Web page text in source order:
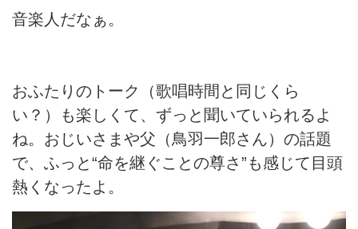
音楽人だなぁ。
おふたりのトーク（歌唱時間と同じくら
い？）も楽しくて、ずっと聞いていられるよ
ね。おじいさまや父（鳥羽一郎さん）の話題
で、ふっと“命を継ぐことの尊さ”も感じて目頭
熱くなったよ。